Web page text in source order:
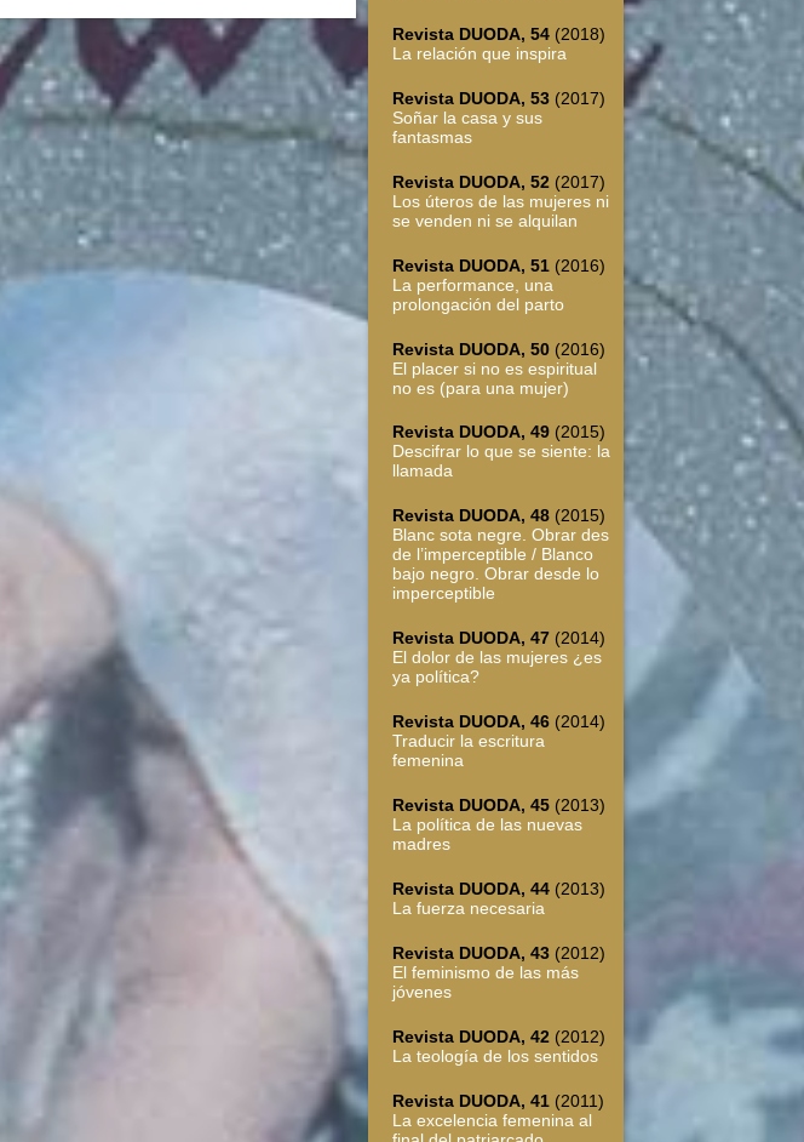
Revista DUODA, 54 (2018)
La relación que inspira
Revista DUODA, 53 (2017)
Soñar la casa y sus
fantasmas
Revista DUODA, 52 (2017)
Los úteros de las mujeres ni
se venden ni se alquilan
Revista DUODA, 51 (2016)
La performance, una
prolongación del parto
Revista DUODA, 50 (2016)
El placer si no es espiritual
no es (para una mujer)
Revista DUODA, 49 (2015)
Descifrar lo que se siente: la
llamada
Revista DUODA, 48 (2015)
Blanc sota negre. Obrar des
de l’imperceptible / Blanco
bajo negro. Obrar desde lo
imperceptible
Revista DUODA, 47 (2014)
El dolor de las mujeres ¿es
ya política?
Revista DUODA, 46 (2014)
Traducir la escritura
femenina
Revista DUODA, 45 (2013)
La política de las nuevas
madres
Revista DUODA, 44 (2013)
La fuerza necesaria
Revista DUODA, 43 (2012)
El feminismo de las más
jóvenes
Revista DUODA, 42 (2012)
La teología de los sentidos
Revista DUODA, 41 (2011)
La excelencia femenina al